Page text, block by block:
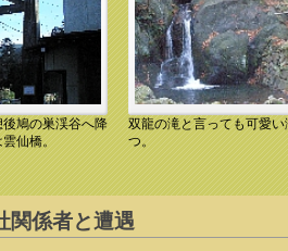
仙橋
鳩の巣渓谷へ降
仙橋。
10.12.11 14:17 双龍の滝
双龍の滝と言っても可愛い
つ。
関係者と遭遇